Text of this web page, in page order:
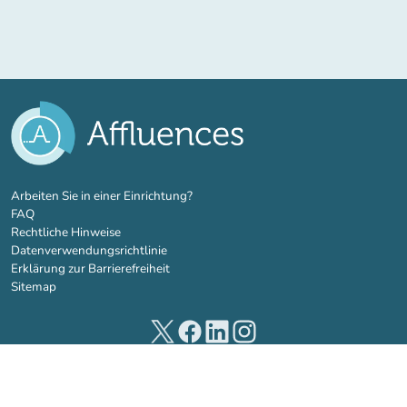
Arbeiten Sie in einer Einrichtung?(new tab)
FAQ
Rechtliche Hinweise
Datenverwendungsrichtlinie
Erklärung zur Barrierefreiheit
Sitemap
(new tab)(new tab)(new tab)